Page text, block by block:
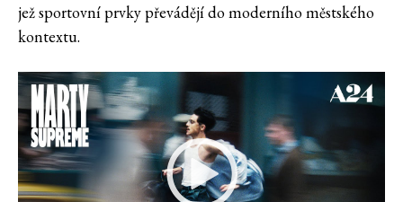
jež sportovní prvky převádějí do moderního městského
kontextu.